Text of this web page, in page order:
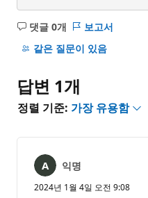
댓글 0개
설
명
음
보고서
같은 질문이 있음
답변 1개
정렬 기준: 가장 유용함
익명
2024년 1월 4일 오전 9:08